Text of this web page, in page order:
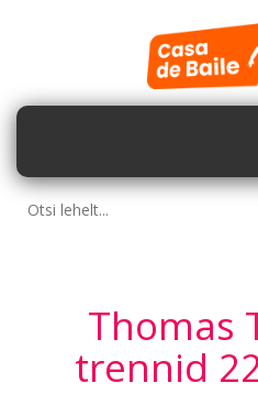
Thomas
trennid